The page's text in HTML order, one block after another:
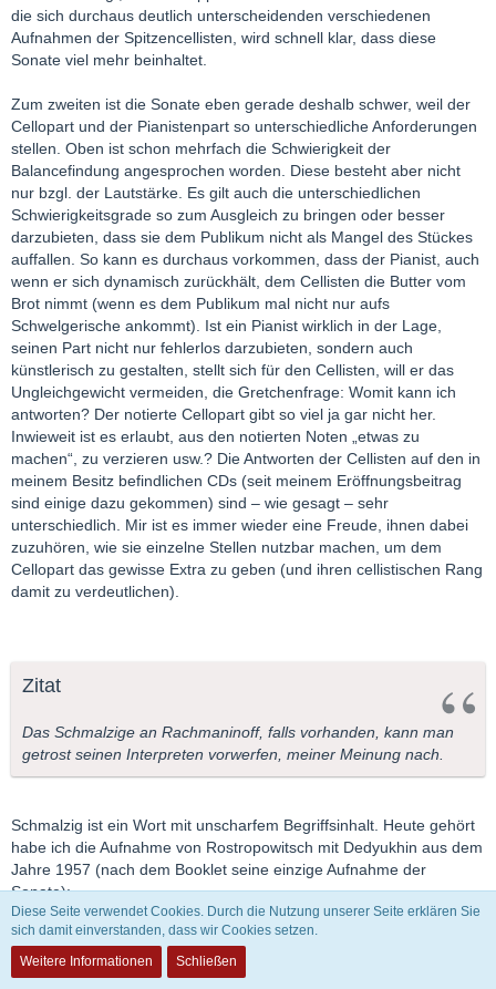
die sich durchaus deutlich unterscheidenden verschiedenen
Aufnahmen der Spitzencellisten, wird schnell klar, dass diese
Sonate viel mehr beinhaltet.
Zum zweiten ist die Sonate eben gerade deshalb schwer, weil der
Cellopart und der Pianistenpart so unterschiedliche Anforderungen
stellen. Oben ist schon mehrfach die Schwierigkeit der
Balancefindung angesprochen worden. Diese besteht aber nicht
nur bzgl. der Lautstärke. Es gilt auch die unterschiedlichen
Schwierigkeitsgrade so zum Ausgleich zu bringen oder besser
darzubieten, dass sie dem Publikum nicht als Mangel des Stückes
auffallen. So kann es durchaus vorkommen, dass der Pianist, auch
wenn er sich dynamisch zurückhält, dem Cellisten die Butter vom
Brot nimmt (wenn es dem Publikum mal nicht nur aufs
Schwelgerische ankommt). Ist ein Pianist wirklich in der Lage,
seinen Part nicht nur fehlerlos darzubieten, sondern auch
künstlerisch zu gestalten, stellt sich für den Cellisten, will er das
Ungleichgewicht vermeiden, die Gretchenfrage: Womit kann ich
antworten? Der notierte Cellopart gibt so viel ja gar nicht her.
Inwieweit ist es erlaubt, aus den notierten Noten „etwas zu
machen“, zu verzieren usw.? Die Antworten der Cellisten auf den in
meinem Besitz befindlichen CDs (seit meinem Eröffnungsbeitrag
sind einige dazu gekommen) sind – wie gesagt – sehr
unterschiedlich. Mir ist es immer wieder eine Freude, ihnen dabei
zuzuhören, wie sie einzelne Stellen nutzbar machen, um dem
Cellopart das gewisse Extra zu geben (und ihren cellistischen Rang
damit zu verdeutlichen).
Zitat
Das Schmalzige an Rachmaninoff, falls vorhanden, kann man
getrost seinen Interpreten vorwerfen, meiner Meinung nach.
Schmalzig ist ein Wort mit unscharfem Begriffsinhalt. Heute gehört
habe ich die Aufnahme von Rostropowitsch mit Dedyukhin aus dem
Jahre 1957 (nach dem Booklet seine einzige Aufnahme der
Sonate):
[am] B000062R5A[/am]
Rostropowitsch reichert den Cellopart Stück in vielerlei Hinsicht an,
Diese Seite verwendet Cookies. Durch die Nutzung unserer Seite erklären Sie
sich damit einverstanden, dass wir Cookies setzen.
Weitere Informationen
Schließen